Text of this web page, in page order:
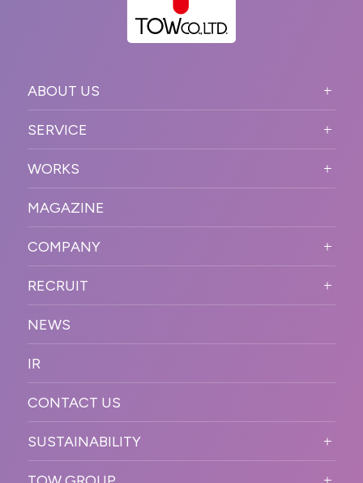
ABOUT US
PURPOSE
VISION
OUR DNA
SERVICE
STRONG POINT
BUSINESS DOMAIN
SOLUTION
WORKFLOW
WORKS
オンラインイベント
SNSプロモーション
プラットフォーム販
促
デジタル制作・映像
制作
PR
カンファレンス・展示会・アワ
ESPORTS・ゲームプロモーシ
MAGAZINE
COMPANY
COMPANY INFORMATION
MESSAGE
OFFICER
ACCESS
ORGANIZATION CHART
HISTORY
RECRUIT
新卒採用
キャリア採用
NEWS
IR
CONTACT US
SUSTAINABILITY